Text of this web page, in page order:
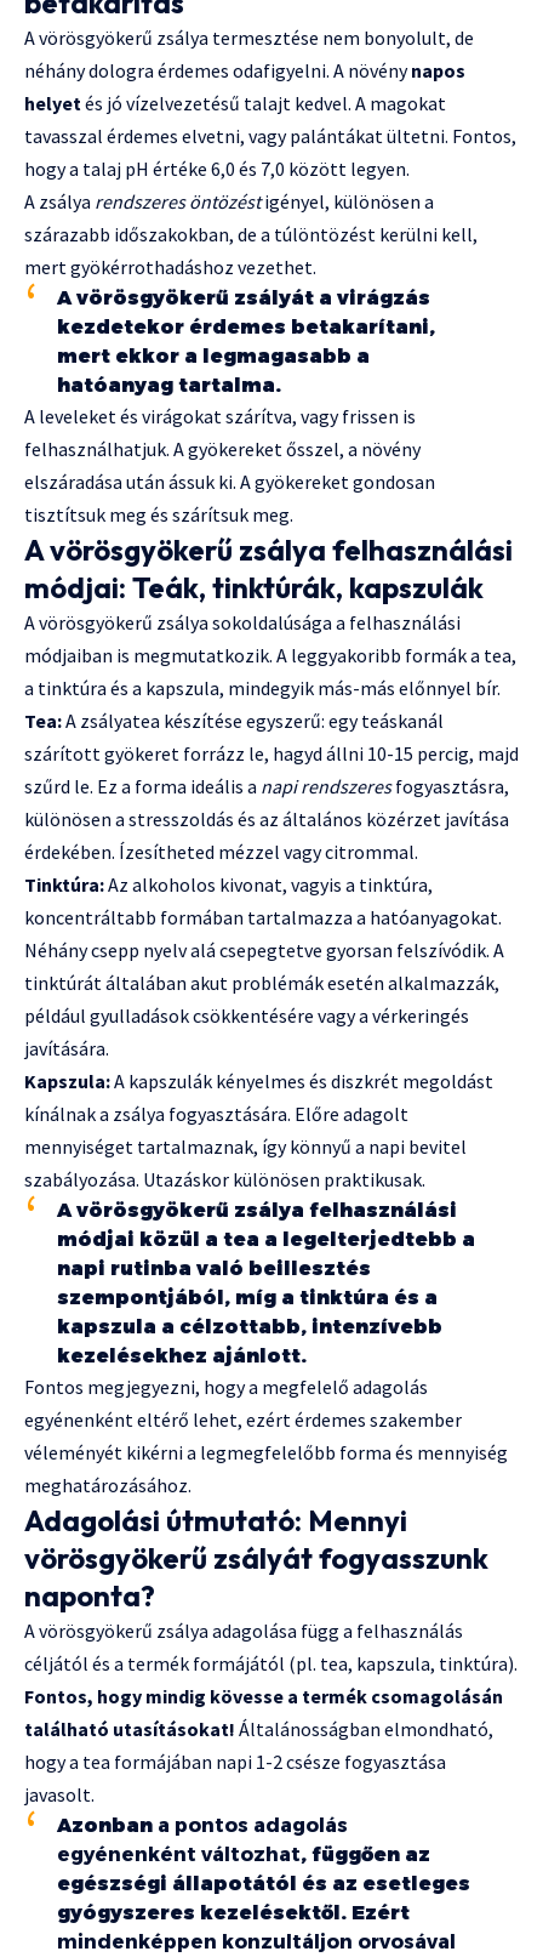
A vörösgyökerű zsálya termesztése nem bonyolult, de
néhány dologra érdemes odafigyelni. A növénynapos
helyet és jó vízelvezetésű talajt kedvel. A magokat
tavasszal érdemes elvetni, vagy palántákat ültetni. Fontos,
hogy a talaj pH értéke 6,0 és 7,0 között legyen.
A zsálya rendszeres öntözéstigényel, különösen a
szárazabb időszakokban, de a túlöntözést kerülni kell,
mert gyökérrothadáshoz vezethet.
A vörösgyökerű zsályát a virágzás
kezdetekor érdemes betakarítani,
mert ekkor a legmagasabb a
hatóanyag tartalma.
A leveleket és virágokat szárítva, vagy frissen is
felhasználhatjuk. A gyökereket ősszel, a növény
elszáradása után ássuk ki. A gyökereket gondosan
tisztítsuk meg és szárítsuk meg.
A vörösgyökerű zsálya felhasználási
módjai: Teák, tinktúrák, kapszulák
A vörösgyökerű zsálya sokoldalúsága a felhasználási
módjaiban is megmutatkozik. A leggyakoribb formák a tea,
a tinktúra és a kapszula, mindegyik más-más előnnyel bír.
Tea:A zsályatea készítése egyszerű: egy teáskanál
szárított gyökeret forrázz le, hagyd állni 10-15 percig, majd
szűrd le. Ez a forma ideális a napi rendszeresfogyasztásra,
különösen a stresszoldás és az általános közérzet javítása
érdekében. Ízesítheted mézzel vagy citrommal.
Tinktúra:Az alkoholos kivonat, vagyis a tinktúra,
koncentráltabb formában tartalmazza a hatóanyagokat.
Néhány csepp nyelv alá csepegtetve gyorsan felszívódik. A
tinktúrát általában akut problémák esetén alkalmazzák,
például gyulladások csökkentésére vagy a vérkeringés
javítására.
Kapszula:A kapszulák kényelmes és diszkrét megoldást
kínálnak a zsálya fogyasztására. Előre adagolt
mennyiséget tartalmaznak, így könnyű a napi bevitel
szabályozása. Utazáskor különösen praktikusak.
A vörösgyökerű zsálya felhasználási
módjai közül a tea a legelterjedtebb a
napi rutinba való beillesztés
szempontjából, míg a tinktúra és a
kapszula a célzottabb, intenzívebb
kezelésekhez ajánlott.
Fontos megjegyezni, hogy a megfelelő adagolás
egyénenként eltérő lehet, ezért érdemes szakember
véleményét kikérni a legmegfelelőbb forma és mennyiség
meghatározásához.
Adagolási útmutató: Mennyi
vörösgyökerű zsályát fogyasszunk
naponta?
A vörösgyökerű zsálya adagolása függ a felhasználás
céljától és a termék formájától (pl. tea, kapszula, tinktúra).
Fontos, hogy mindig kövesse a termék csomagolásán
található utasításokat! Általánosságban elmondható,
hogy a tea formájában napi 1-2 csésze fogyasztása
javasolt.
Azonban a pontos adagolás
egyénenként változhat, függően az
egészségi állapotától és az esetleges
gyógyszeres kezelésektől. Ezért
mindenképpen konzultáljon orvosával